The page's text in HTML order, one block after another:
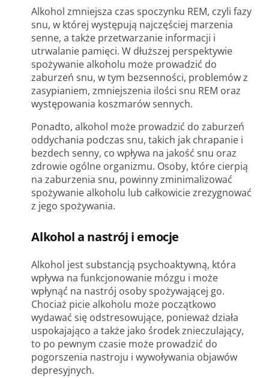
Alkohol zmniejsza czas spoczynku REM, czyli fazy
snu, w której występują najczęściej marzenia
senne, a także przetwarzanie informacji i
utrwalanie pamięci. W dłuższej perspektywie
spożywanie alkoholu może prowadzić do
zaburzeń snu, w tym bezsenności, problemów z
zasypianiem, zmniejszenia ilości snu REM oraz
występowania koszmarów sennych.
Ponadto, alkohol może prowadzić do zaburzeń
oddychania podczas snu, takich jak chrapanie i
bezdech senny, co wpływa na jakość snu oraz
zdrowie ogólne organizmu. Osoby, które cierpią
na zaburzenia snu, powinny zminimalizować
spożywanie alkoholu lub całkowicie zrezygnować
z jego spożywania.
Alkohol a nastrój i emocje
Alkohol jest substancją psychoaktywną, która
wpływa na funkcjonowanie mózgu i może
wpłynąć na nastrój osoby spożywającej go.
Chociaż picie alkoholu może początkowo
wydawać się odstresowujące, ponieważ działa
uspokajająco a także jako środek znieczulający,
to po pewnym czasie może prowadzić do
pogorszenia nastroju i wywoływania objawów
depresyjnych.